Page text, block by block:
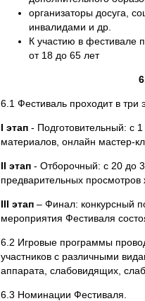
организаторы досуга,
инвалидами и др.
К участию в фестивале
от 18 до 65 лет
6.1 Фестиваль проходит в три
I этап - Подготовительный: с
материалов, онлайн мастер-
II этап - Отборочный: с 20 до
предварительных
III этап – Финал: конкурсный
мероприятия Фестиваля
6.2 Игровые программы
участников с различными
аппарата, слабовидящих,
6.3 Номинации Фестиваля.